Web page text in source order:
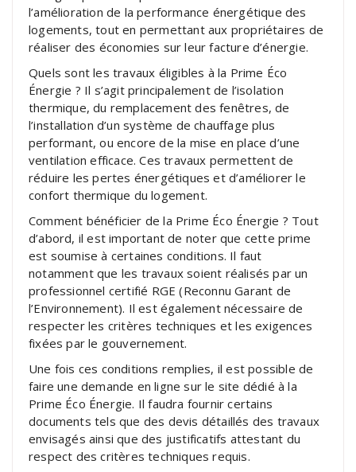
l’amélioration de la performance énergétique des
logements, tout en permettant aux propriétaires de
réaliser des économies sur leur facture d’énergie.
Quels sont les travaux éligibles à la Prime Éco
Énergie ? Il s’agit principalement de l’isolation
thermique, du remplacement des fenêtres, de
l’installation d’un système de chauffage plus
performant, ou encore de la mise en place d’une
ventilation efficace. Ces travaux permettent de
réduire les pertes énergétiques et d’améliorer le
confort thermique du logement.
Comment bénéficier de la Prime Éco Énergie ? Tout
d’abord, il est important de noter que cette prime
est soumise à certaines conditions. Il faut
notamment que les travaux soient réalisés par un
professionnel certifié RGE (Reconnu Garant de
l’Environnement). Il est également nécessaire de
respecter les critères techniques et les exigences
fixées par le gouvernement.
Une fois ces conditions remplies, il est possible de
faire une demande en ligne sur le site dédié à la
Prime Éco Énergie. Il faudra fournir certains
documents tels que des devis détaillés des travaux
envisagés ainsi que des justificatifs attestant du
respect des critères techniques requis.